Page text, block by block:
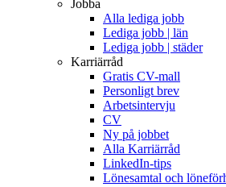
Jobba
Alla lediga jobb
Lediga jobb | län
Lediga jobb | städer
Karriärråd
Gratis CV-mall
Personligt brev
Arbetsintervju
CV
Ny på jobbet
Alla Karriärråd
LinkedIn-tips
Lönesamtal och